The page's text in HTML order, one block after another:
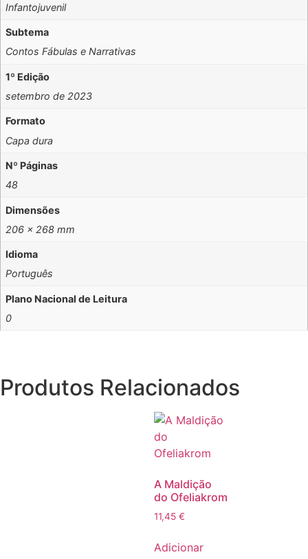
Infantojuvenil
Subtema
Contos Fábulas e Narrativas
1º Edição
setembro de 2023
Formato
Capa dura
Nº Páginas
48
Dimensões
206 x 268 mm
Idioma
Português
Plano Nacional de Leitura
0
Produtos Relacionados
A Maldição
do Ofeliakrom
11,45 €
Adicionar